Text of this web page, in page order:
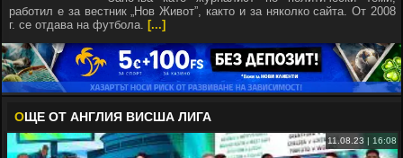
работил е за вестник „Нов Живот”, както и за няколко сайта. От 2008
г. се отдава на футбола. [...]
ОЩЕ ОТ АНГЛИЯ ВИСША ЛИГА
11.08.23 | 16:08